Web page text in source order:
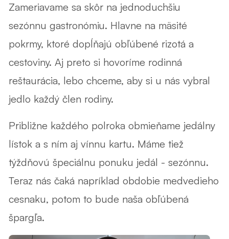
Zameriavame sa skôr na jednoduchšiu
sezónnu gastronómiu. Hlavne na mäsité
pokrmy, ktoré dopĺňajú obľúbené rizotá a
cestoviny. Aj preto si hovoríme rodinná
reštaurácia, lebo chceme, aby si u nás vybral
jedlo každý člen rodiny.
Približne každého polroka obmieňame jedálny
lístok a s ním aj vínnu kartu. Máme tiež
týždňovú špeciálnu ponuku jedál - sezónnu.
Teraz nás čaká napríklad obdobie medvedieho
cesnaku, potom to bude naša obľúbená
špargľa.